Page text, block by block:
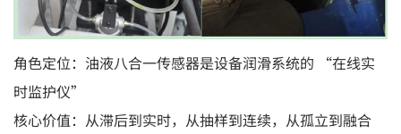
角色定位：油液八合一传感器是设备润滑系统的 “在线实
时监护仪”
核心价值：从滞后到实时，从抽样到连续，从孤立到融合